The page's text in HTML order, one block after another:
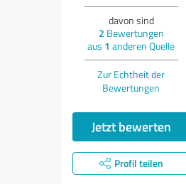
davon sind
2 Bewertungen
aus 1 anderen Quelle
Zur Echtheit der
Bewertungen
Jetzt bewerten
Profil teilen